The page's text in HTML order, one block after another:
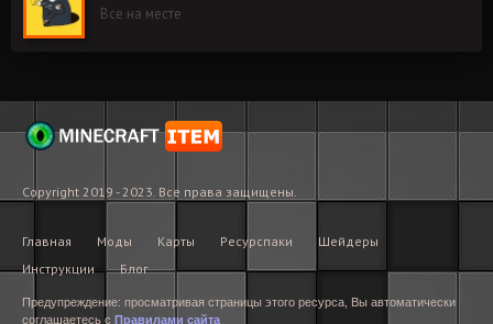
Все на месте
Copyright 2019 - 2023. Все права защищены.
Главная Моды Карты Ресурспаки
Шейдеры
Инструкции
Блог
Предупреждение: просматривая страницы этого ресурса, Вы автоматически
соглашаетесь с Правилами сайта